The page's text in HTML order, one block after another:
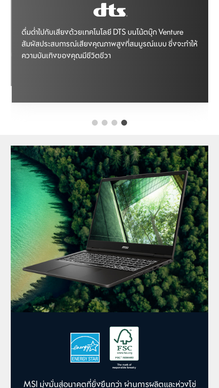
ดื่มด่ำไปกับเสียงด้วยเทคโนโลยี DTS บนโน้ตบุ๊ก Venture
สัมผัสประสบการณ์เสียงคุณภาพสูงที่สมบูรณ์แบบ ซึ่งจะทำให้
ความบันเทิงของคุณมีชีวิตชีวา
MSI มุ่งมั่นสู่อนาคตที่ยั่งยืนกว่า ผ่านการผลิตและห่วงโซ่